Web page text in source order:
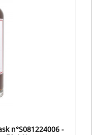
n°S081224006 -